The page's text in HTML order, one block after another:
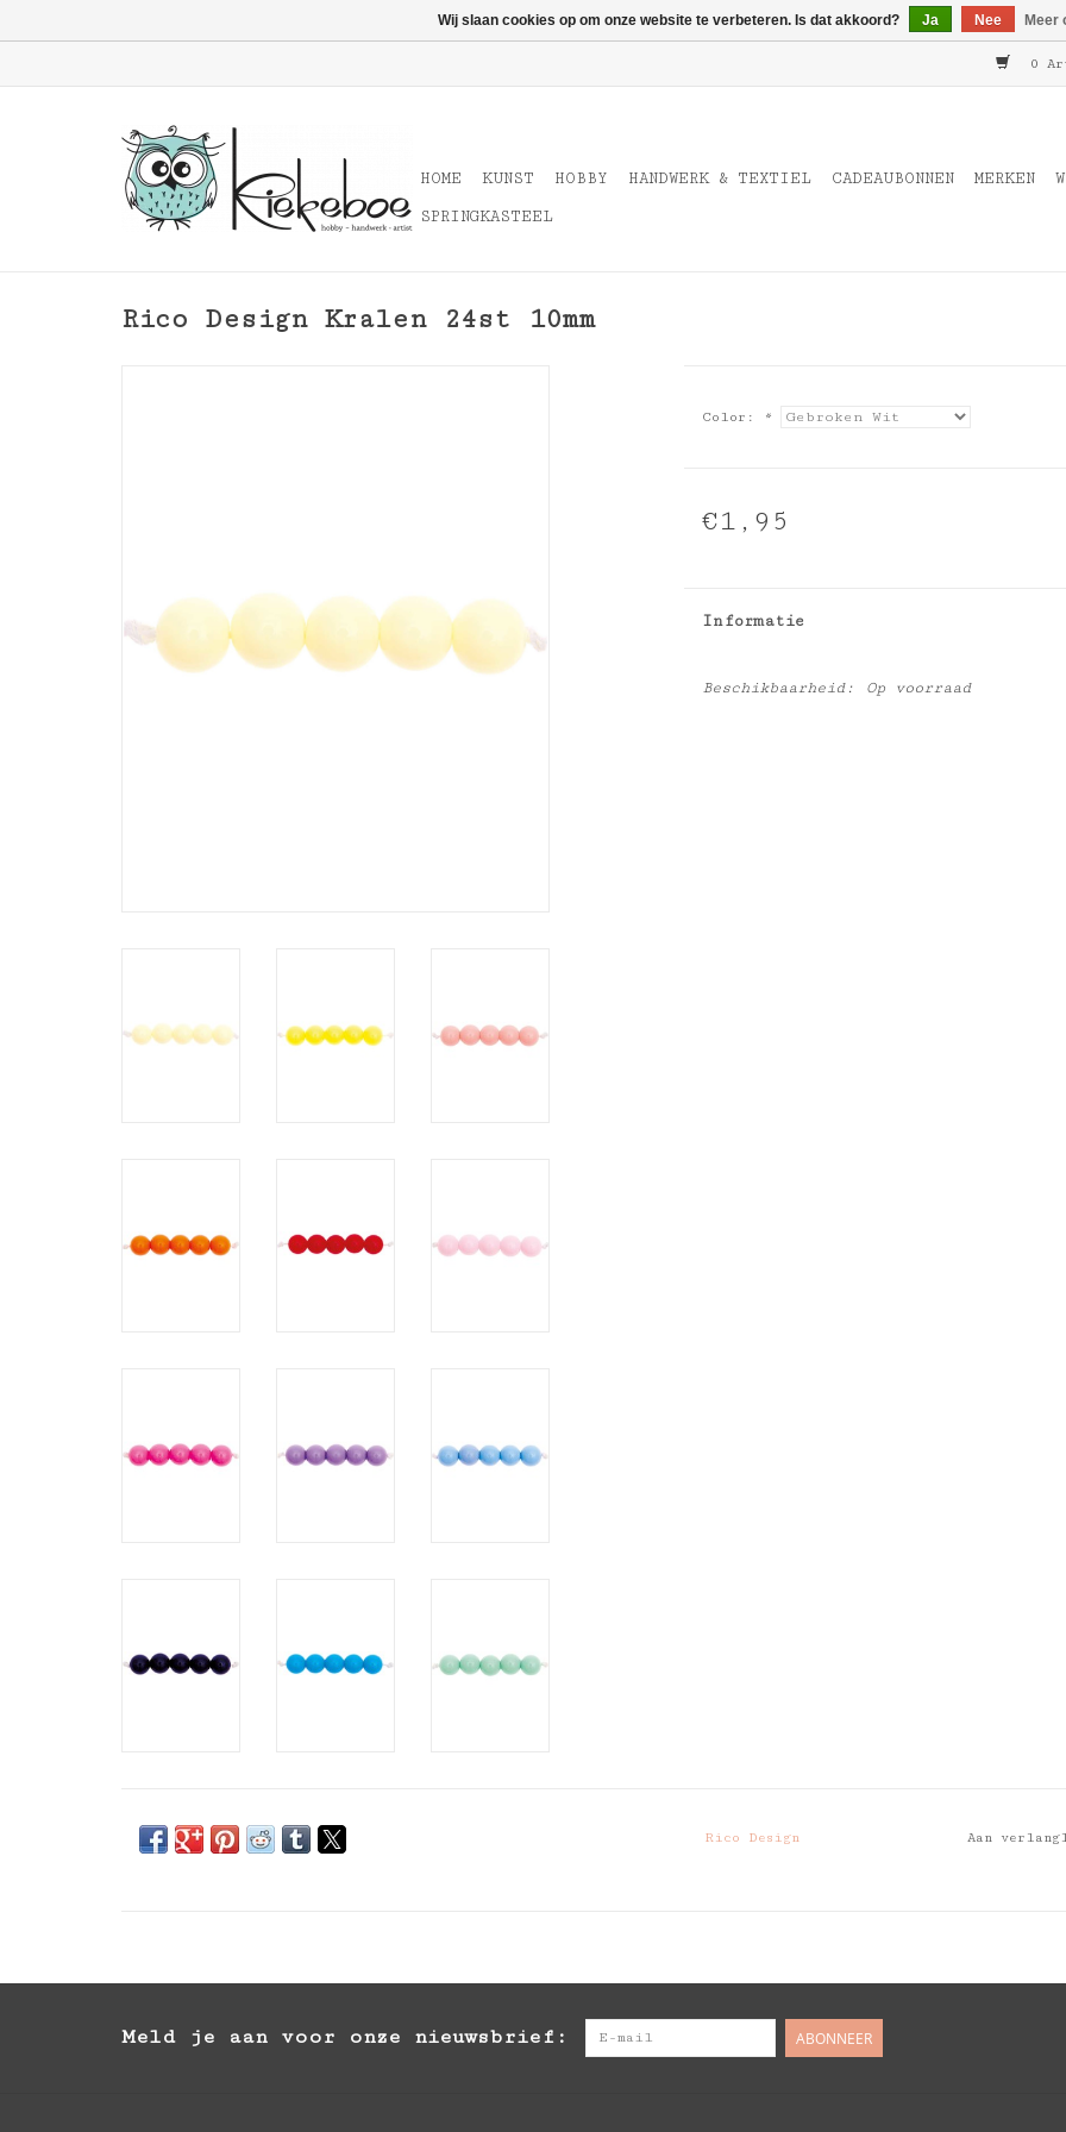
0
HOME KUNST HOBBY HANDWERK & TEXTIEL CADEAUBONNEN MERKEN
SPRINGKASTEEL
Rico Design Kralen 24st 10mm
Color: *
€1,95
Informatie
Beschikbaarheid: Op voorraad
Rico Design Aan
Meld je aan voor onze nieuwsbrief: ABONNEER
Wij slaan cookies op om onze website te verbeteren. Is dat akkoord? Ja Nee Meer